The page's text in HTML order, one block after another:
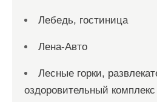
Лебедь, гостиница
Лена-Авто
Лесные горки,
оздоровительный комплекс